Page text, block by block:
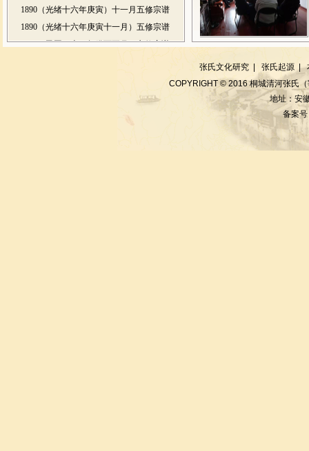
1890（光绪十六年庚寅）十一月五修宗谱
1890（光绪十六年庚寅十一月）五修宗谱
1933（民国二十二年癸西五月）六修宗谱
谱编委会 会
桐城清河张氏七修宗谱编委会 召
桐城清河张氏七修宗谱编委会 专
题会议纪要
桐城清河张氏七修宗谱编委会 专
题会议纪要
张氏文化研究 张氏起源 |
COPYRIGHT © 2016 桐城清河张氏
地址：安
备案